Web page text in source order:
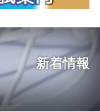
新着情報